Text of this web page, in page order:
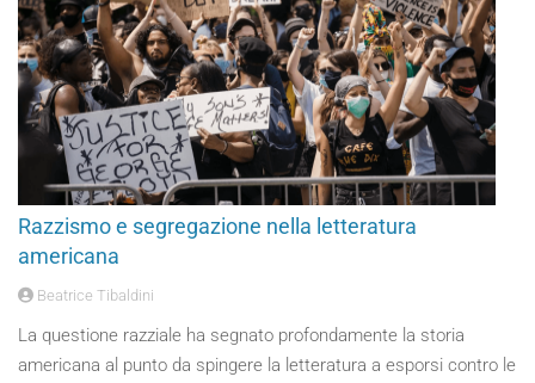
Razzismo e segregazione nella letteratura
americana
Beatrice Tibaldini
La questione razziale ha segnato profondamente la storia
americana al punto da spingere la letteratura a esporsi contro le